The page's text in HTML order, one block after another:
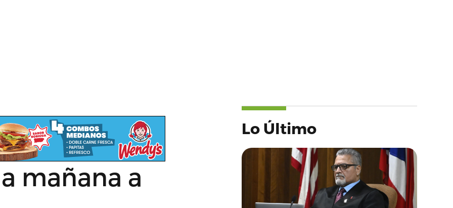
mañana a
Lo Último